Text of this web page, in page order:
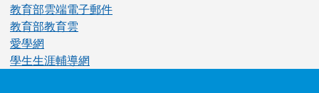
教育部雲端電子郵件
教育部教育雲
愛學網
學生生涯輔導網